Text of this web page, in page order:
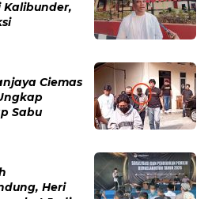
Kalibunder,
Ciemas
Sabu
Heri